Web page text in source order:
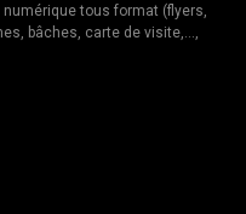
tous format (flyers,
bâches, carte de visite,…,